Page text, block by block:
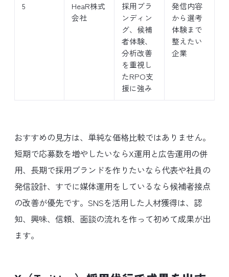
5
HeaR株式
会社
採用ブラ
ンディン
グ、候補
者体験、
分析改善
を重視し
たRPO支
援に強み
発信内容
から選考
体験まで
整えたい
企業
おすすめの見方は、単純な価格比較ではありません。
短期で応募数を増やしたいならX運用と広告運用の併
用、長期で採用ブランドを作りたいなら代表や社員の
発信設計、すでに媒体運用をしているなら候補者接点
の改善が優先です。SNSを活用した人材獲得は、認
知、興味、信頼、面談の流れを作って初めて成果が出
ます。